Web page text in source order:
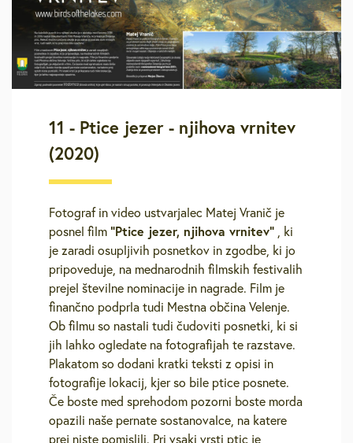
11 - Ptice jezer - njihova vrnitev
(2020)
Fotograf in video ustvarjalec Matej Vranič je
posnel film “Ptice jezer, njihova vrnitev” , ki
je zaradi osupljivih posnetkov in zgodbe, ki jo
pripoveduje, na mednarodnih filmskih festivalih
prejel številne nominacije in nagrade. Film je
finančno podprla tudi Mestna občina Velenje.
Ob filmu so nastali tudi čudoviti posnetki, ki si
jih lahko ogledate na fotografijah te razstave.
Plakatom so dodani kratki teksti z opisi in
fotografije lokacij, kjer so bile ptice posnete.
Če boste med sprehodom pozorni boste morda
opazili naše pernate sostanovalce, na katere
prej niste pomislili. Pri vsaki vrsti ptic je